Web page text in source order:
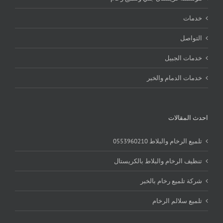
خدمات
التواصل
خدمات الجبيل
خدمات الدمام والخبر
احدث المقالات
تلميع الرخام والبلاط 0553960210
تنظيف الرخام والبلاط بالكريستال
شركة تلميع رخام بالخبر
تلميع سلالم الرخام